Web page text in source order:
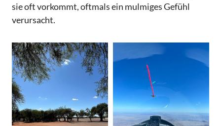
sie oft vorkommt, oftmals ein mulmiges Gefühl
verursacht.